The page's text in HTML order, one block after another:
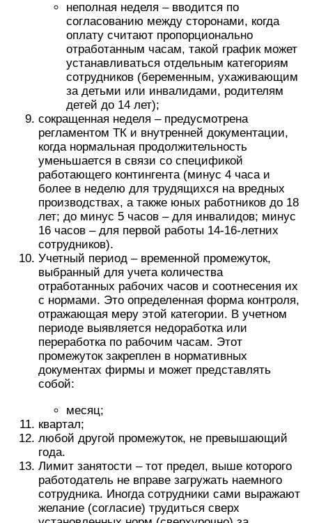
неполная неделя – вводится по
согласованию между сторонами, когда
оплату считают пропорционально
отработанным часам, такой график может
устанавливаться отдельным категориям
сотрудников (беременным, ухаживающим
за детьми или инвалидами, родителям
детей до 14 лет);
сокращенная неделя – предусмотрена
регламентом ТК и внутренней документации,
когда нормальная продолжительность
уменьшается в связи со спецификой
работающего контингента (минус 4 часа и
более в неделю для трудящихся на вредных
производствах, а также юных работников до 18
лет; до минус 5 часов – для инвалидов; минус
16 часов – для первой работы 14-16-летних
сотрудников).
Учетный период – временной промежуток,
выбранный для учета количества
отработанных рабочих часов и соотнесения их
с нормами. Это определенная форма контроля,
отражающая меру этой категории. В учетном
периоде выявляется недоработка или
переработка по рабочим часам. Этот
промежуток закреплен в нормативных
документах фирмы и может представлять
собой:
месяц;
квартал;
любой другой промежуток, не превышающий
года.
Лимит занятости – тот предел, выше которого
работодатель не вправе загружать наемного
сотрудника. Иногда сотрудники сами выражают
желание (согласие) трудиться сверх